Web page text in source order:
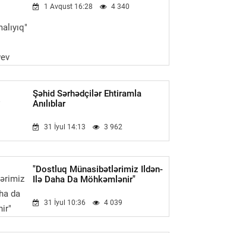
1 Avqust 16:28 4 340
Şəhid Sərhədçilər Ehtiramla
Anılıblar
31 İyul 14:13 3 962
"Dostluq Münasibətlərimiz Ildən-
Ilə Daha Da Möhkəmlənir"
31 İyul 10:36 4 039